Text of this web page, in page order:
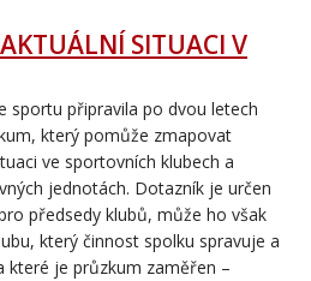
SITUACI V
sportu připravila po dvou letech
který pomůže zmapovat
ve sportovních klubech a
jednotách. Dotazník je určen
předsedy klubů, může ho však
který činnost spolku spravuje a
které je průzkum zaměřen –